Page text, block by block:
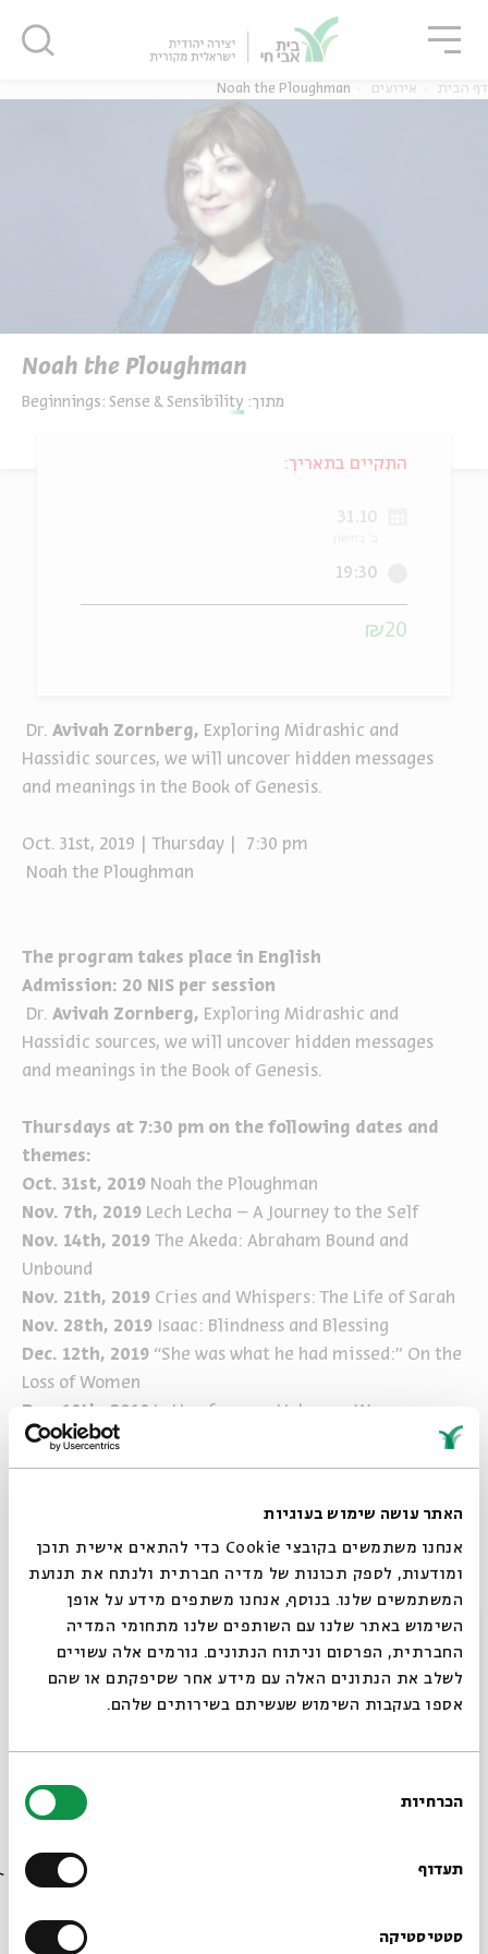
האתר עושה שימוש בעוגיות
אנחנו משתמשים בקובצי Cookie כדי להתאים אישית תוכן
ומודעות, לספק תכונות של מדיה חברתית ולנתח את תנועת
המשתמשים שלנו. בנוסף, אנחנו משתפים מידע על אופן
השימוש באתר שלנו עם השותפים שלנו מתחומי המדיה
החברתית, הפרסום וניתוח הנתונים. גורמים אלה עשויים
לשלב את הנתונים האלה עם מידע אחר שסיפקתם או שהם
אספו בעקבות השימוש שעשיתם בשירותים שלהם.
הסכמה
הכרחיות
תעדוף
סטטיסטיקה
דף הבית אירועים Noah the Ploughman
Noah the Ploughman
מתוך: Beginnings: Sense & Sensibility
Dr. Avivah Zornberg, Exploring Midrashic and
Hassidic sources, we will uncover hidden messages
and meanings in the Book of Genesis.
Oct. 31st, 2019 | Thursday | 7:30 pm
Noah the Ploughman
The program takes place in English
Admission: 20 NIS per session
Dr. Avivah Zornberg, Exploring Midrashic and
Hassidic sources, we will uncover hidden messages
and meanings in the Book of Genesis.
Thursdays at 7:30 pm on the following dates and
themes:
Oct. 31st, 2019 Noah the Ploughman
Nov. 7th, 2019 Lech Lecha – A Journey to the Self
Nov. 14th, 2019 The Akeda: Abraham Bound and
Unbound
Nov. 21th, 2019 Cries and Whispers: The Life of Sarah
Nov. 28th, 2019
Isaac: Blindness and Blessing
Dec. 12th, 2019 “She was what he had missed:” On the
Loss of Women
Dec. 19th, 2019 Letter from an Unknown Woman:
Jacob and Joseph
Jan. 2th, 2020The Pit and the Rope: Joseph and Judah
The program takes place in English
Admission: 20 NIS per session
הרשמה לאירועים דומים
תגיות: Parashat Hashavua
התקיים בתאריך:
31.10
19:30
₪20
סגור
סגור